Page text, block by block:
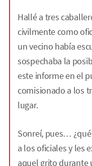
Hallé a tres
civilmente como
un vecino había
sospechaba la
este informe en el
comisionado a los
lugar.
Sonreí, pues…
a los oficiales y les
aquel grito durante